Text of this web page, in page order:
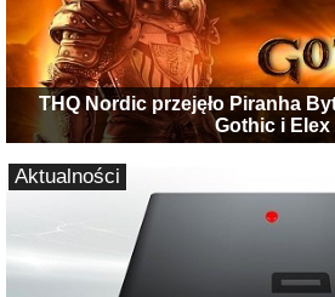
THQ Nordic przejęło Piranha
Gothic i Elex
Aktualności